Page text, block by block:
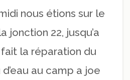
nous étions sur le
jonction 22, jusqu’a
la réparation du
au camp a joe